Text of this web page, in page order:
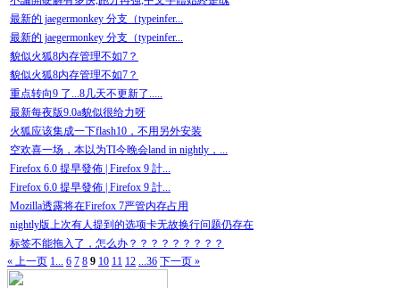
最新的 jaegermonkey 分支（typeinfer...
最新的 jaegermonkey 分支（typeinfer...
貌似火狐8内存管理不如7？
貌似火狐8内存管理不如7？
重点转向9 了...8几天不更新了.....
最新每夜版9.0a貌似很给力呀
火狐应该集成一下flash10，不用另外安装
空欢喜一场，本以为TI今晚会land in nightly，...
Firefox 6.0 提早發佈 | Firefox 9 計...
Firefox 6.0 提早發佈 | Firefox 9 計...
Mozilla透露将在Firefox 7严管内存占用
nightly版上次有人提到的选项卡无故换行问题仍存在
标签不能拖入了，怎么办？？？？？？？？？
« 上一页 1... 6 7 8 9 10 11 12 ...36 下一页 »